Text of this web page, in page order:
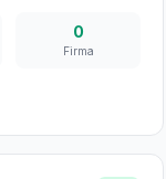
0
Firma